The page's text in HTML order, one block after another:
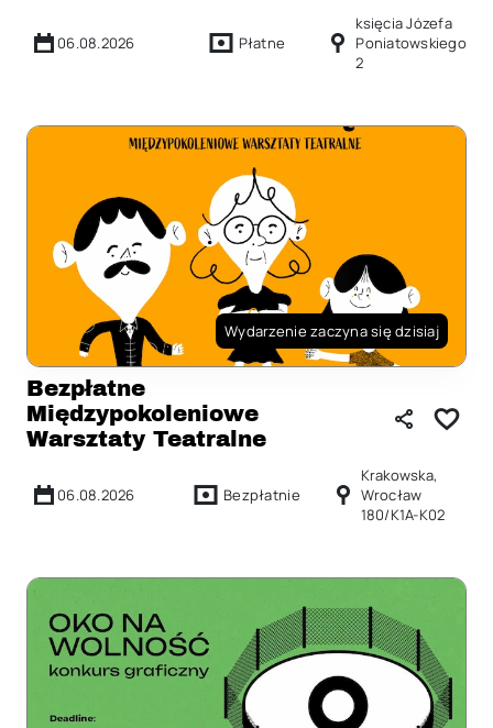
06.08.2026 Płatne
księcia Józefa
Poniatowskiego
2
Wydarzenie zaczyna się dzisiaj
Bezpłatne
Międzypokoleniowe
Warsztaty Teatralne
06.08.2026 Bezpłatnie
Krakowska,
Wrocław
180/K1A-K02